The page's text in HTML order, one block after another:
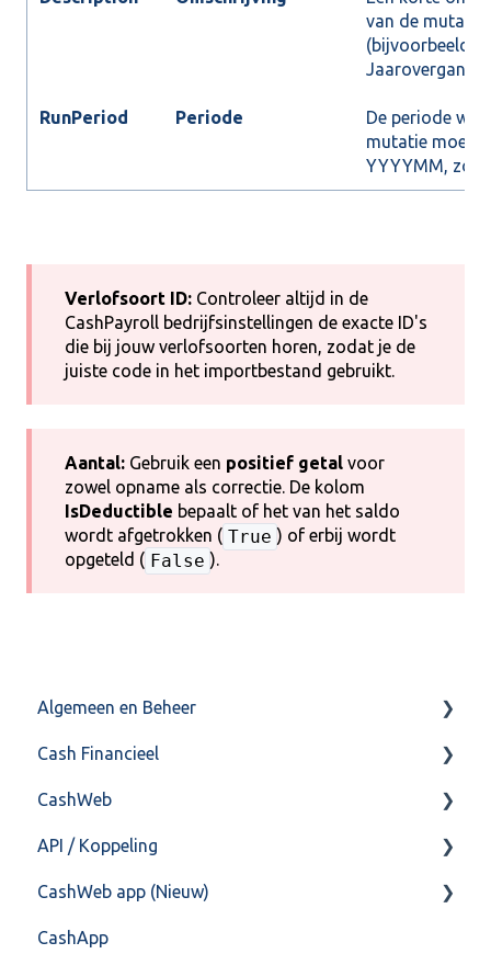
van de mutatie
(bijvoorbeeld
Jaarovergang').
RunPeriod Periode
De periode
mutatie moet
YYYYMM,
Verlofsoort ID: Controleer altijd in de
CashPayroll bedrijfsinstellingen de exacte ID's
die bij jouw verlofsoorten horen, zodat je de
juiste code in het importbestand gebruikt.
Aantal: Gebruik een positief getal voor
zowel opname als correctie. De kolom
IsDeductible bepaalt of het van het saldo
wordt afgetrokken ( True ) of erbij wordt
opgeteld ( False ).
Algemeen en Beheer
Bank(koppeling)
Import/Export
Postbus
Training & Consultancy
Overig
Cash Financieel
Boekhoud
Fiscaal
Overig
CashWeb
CashHero Layout
Mailen vanuit CASHWeb
Algemeen gebruik
API / Koppeling
Algemeen
Api 3.0 (SOAP API)
CashWeb app (Nieuw)
Veel gestelde vragen
CashApp